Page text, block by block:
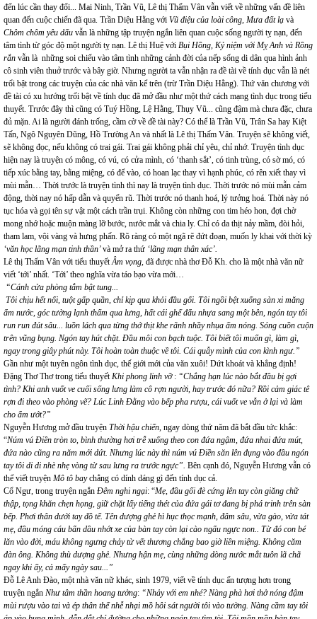
đến lúc cần thay đổi... Mai Ninh, Trần Vũ, Lê thị Thấm Vân vẫn viết về những vấn đề liên
quan đến cuộc chiến đã qua. Trần Diệu Hằng với Vũ điệu của loài công, Mưa đất lạ và
Chôm chôm yêu dấu vẫn là những tập truyện ngắn liên quan cuộc sống người tỵ nạn, đến
tâm tình từ góc độ một người tỵ nạn. Lê thị Huệ với Bụi Hồng, Kỷ niệm với Mỵ Anh và Rồng
rắn vẫn là những soi chiếu vào tâm tình những cảnh đời của nếp sống di dân qua hình ảnh
cô sinh viên thuở trước và bây giờ. Nhưng người ta vẫn nhận ra đề tài về tính dục vẫn là nét
trổi bật trong các truyện của các nhà văn kể trên (trừ Trần Diệu Hằng). Thứ văn chương với
đề tài có xu hướng trổi bật về tính dục đã mở đầu như một thứ cách mạng tình dục trong tiểu
thuyết. Trước đây thì cũng có Tuý Hồng, Lệ Hằng, Thụy Vũ... cũng đậm mà chưa đặc, chưa
đủ mặn. Ai là người đánh trống, cầm cờ về đề tài này? Có thể là Trần Vũ, Trân Sa hay Kiệt
Tấn, Ngô Nguyên Dũng, Hồ Trường An và nhất là Lê thị Thấm Vân. Truyện sẽ không viết,
sẽ không đọc, nếu không có trai gái. Trai gái không phải chỉ yêu, chỉ nhớ. Truyện tình dục
hiện nay là truyện có mông, có vú, có cửa mình, có ‘thanh sắt’, có tinh trùng, có sờ mó, có
tiếp xúc bằng tay, bằng miệng, có để vào, có hoan lạc thay vì hạnh phúc, có rên xiết thay vì
mùi mẫn… Thời trước là truyện tình thì nay là truyện tình dục. Thời trước nó mùi mẫn cảm
động, thời nay nó hấp dẫn và quyến rũ. Thời trước nó thanh hoá, lý tưởng hoá. Thời này nó
tục hóa và gọi tên sự vật một cách trần trụi. Không còn những con tim héo hon, đợi chờ
mong nhớ hoặc muộn màng lỡ bước, nước mắt và chia ly. Chỉ có da thịt nảy mầm, đòi hỏi,
tham lam, vội vàng và hưng phấn. Rõ ràng có một ngã rẽ đứt đoạn, muốn ly khai với thời kỳ
‘văn học lãng mạn tinh thần’và mở ra thứ ‘lãng mạn thân xác’.
Lê thị Thấm Vân với tiểu thuyếtÂm vọng, đã được nhà thơ Đỗ Kh. cho là một nhà văn nữ
viết ‘tới’ nhất. ‘Tới’ theo nghĩa vừa táo bạo vừa mới…
“Cánh cửa phòng tắm bật tung...
Tôi chịu hết nổi, tuột gấp quần, chỉ kịp qua khỏi đầu gối. Tôi ngồi bệt xuống sàn xi măng
ẩm nước, góc tường lạnh thấm qua lưng, hất cái ghế đẩu nhựa sang một bên, ngón tay tôi
run run đút sâu... luồn lách qua từng thớ thịt khe rãnh nhầy nhụa ấm nóng. Sóng cuồn cuộn
trên vũng bụng. Ngón tay hút chặt. Đầu môi con bạch tuộc. Tôi biết tôi muốn gì, làm gì,
ngay trong giây phút này. Tôi hoàn toàn thuộc về tôi. Cái quẫy mình của con kình ngư.”
Gần như một tuyên ngôn tình dục, thế giới mới của văn xuôi! Dứt khoát và khẳng định!
Đặng Thơ Thơ trong tiểu thuyếtKhi phong linh vỡ : “Chẳng hạn lúc nào bắt đầu bị gợi
tình? Khi anh vuốt ve cuối sống lưng làm cô rợn người, hay trước đó nữa? Rồi cảm giác tê
rợn đi theo vào phòng vẽ? Lúc Linh Đằng vào bếp pha rượu, cái vuốt ve vẫn ở lại và làm
cho ẩm ướt?”
Nguyễn Hương mở đầu truyện Thời hậu chiến, ngay dòng thứ năm đã bắt đầu tức khắc:
“Núm vú Điền tròn to, bình thường hơi trễ xuống theo con đứa ngậm, đứa nhai đứa mút,
đứa nào cũng ra năm mới dứt. Nhưng lúc này thì núm vú Điền săn lên đụng vào đầu ngón
tay tôi di di nhè nhẹ vòng từ sau lưng ra trước ngực”. Bên cạnh đó, Nguyễn Hương vẫn có
thể viết truyện Mô tô baychẳng có dính dáng gì đến tính dục cả.
Cổ Ngư, trong truyện ngắn Đêm nghi ngại: “Mẹ, đầu gối đè cứng lên tay còn giăng chữ
thập, tọng khăn chẹn họng, giữ chặt lấy tiếng thét của đứa gái tơ đang bị phá trinh trên sàn
bếp. Phơi thân dưới tay đồ tể. Tên dượng ghẻ hì hục thọc mạnh, đâm sâu, vừa gào, vừa tát
mẹ, đầu móng cáu bẩn dầu nhớt xe của bàn tay còn lại cào ngấu ngực non.. Từ đó con bé
lăn vào đời, máu không ngưng chảy từ vết thương chẳng bao giờ liền miệng. Không căm
đàn ông. Không thù dượng ghẻ. Nhưng hận mẹ, cùng những dòng nước mắt tuôn lã chã
ngay khi ấy, cả mấy ngày sau...”
Đỗ Lê Anh Đào, một nhà văn nữ khác, sinh 1979, viết về tính dục ấn tượng hơn trong
truyện ngắn Như tâm thần hoang tưởng: “Nhảy với em nhé? Nàng phà hơi thở nóng đậm
mùi rượu vào tai và ép thân thể nhễ nhại mồ hôi sát người tôi vào tường. Nàng cầm tay tôi